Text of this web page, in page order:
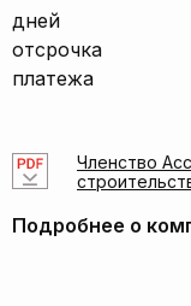
дней
отсрочка
платежа
Членство
Подробнее о